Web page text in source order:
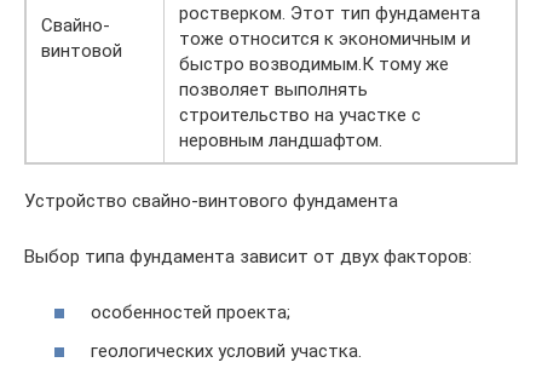
Свайно-
винтовой
ростверком. Этот тип фундамента
тоже относится к экономичным и
быстро возводимым.К тому же
позволяет выполнять
строительство на участке с
неровным ландшафтом.
Устройство свайно-винтового фундамента
Выбор типа фундамента зависит от двух факторов:
особенностей проекта;
геологических условий участка.